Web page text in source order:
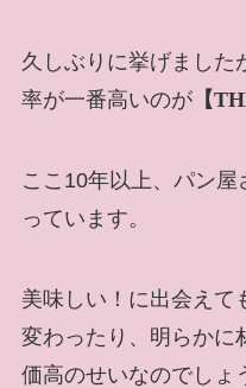
久しぶりに挙げまし
率が一番高いのが【
ここ10年以上、パン
っています。
美味しい！に出会えて
変わったり、明らかに
価高のせいなのでしょ